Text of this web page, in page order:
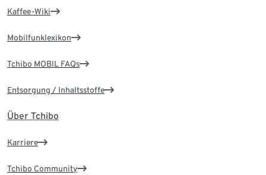
Kaffee-Wiki
Mobilfunklexikon
Tchibo MOBIL FAQs
Entsorgung / Inhaltsstoffe
Über Tchibo
Karriere
Tchibo Community